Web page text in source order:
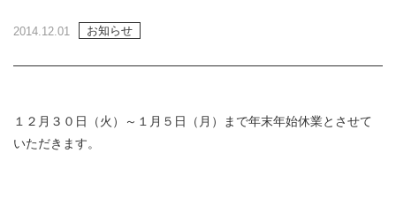
2014.12.01 お知らせ
１２月３０日（火）～１月５日（月）まで年末年始休業とさせて
いただきます。